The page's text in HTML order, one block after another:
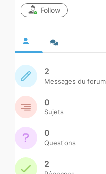
Follow
2
Messages du forum
0
Sujets
0
Questions
2